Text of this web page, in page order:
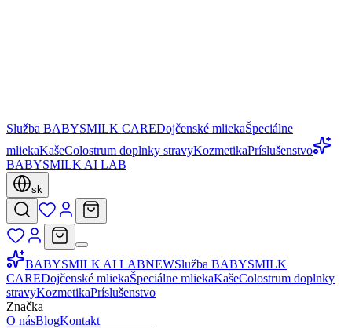
Služba BABYSMILK CAREDojčenské mliekaŠpeciálne
mliekaKašeColostrum doplnky stravyKozmetikaPríslušenstvo
BABYSMILK AI LAB
sk
BABYSMILK AI LABNEWSlužba BABYSMILK
CAREDojčenské mliekaŠpeciálne mliekaKašeColostrum doplnky
stravyKozmetikaPríslušenstvo
Značka
O násBlogKontakt